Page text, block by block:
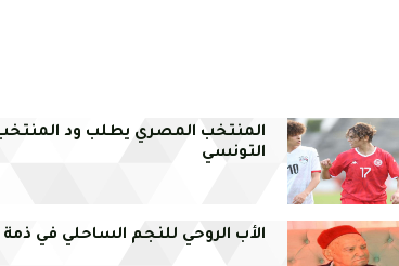
المنتخب المصري يطلب ود
التونسي
الأب الروحي للنجم الساحلي في ذمة